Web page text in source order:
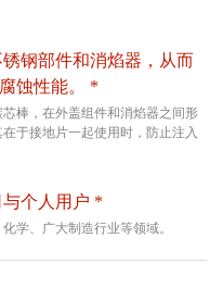
钢部件和消焰器，从而
蚀性能。 *
棒，在外盖组件和消焰器之间形
于接地片一起使用时，防止注入
个人用户 *
学、广大制造行业等领域。